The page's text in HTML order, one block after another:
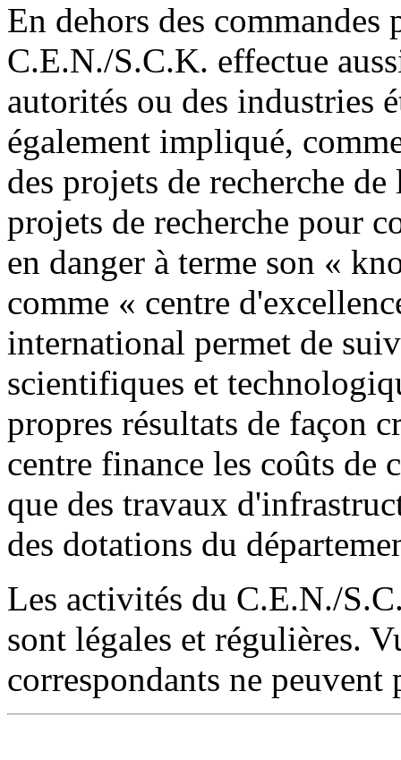
En dehors des
C.E.N./S.C.K. effectue
autorités ou des industries
également impliqué,
des projets de recherche
projets de recherche pour
en danger à terme son «
comme « centre
international permet de
scientifiques et
propres résultats de façon
centre finance les coûts de
que des travaux
des dotations du
Les activités du C.E.N./
sont légales et régulières.
correspondants ne